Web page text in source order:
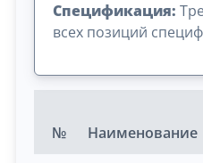
Спецификация:
всех позиций
№ Наименование